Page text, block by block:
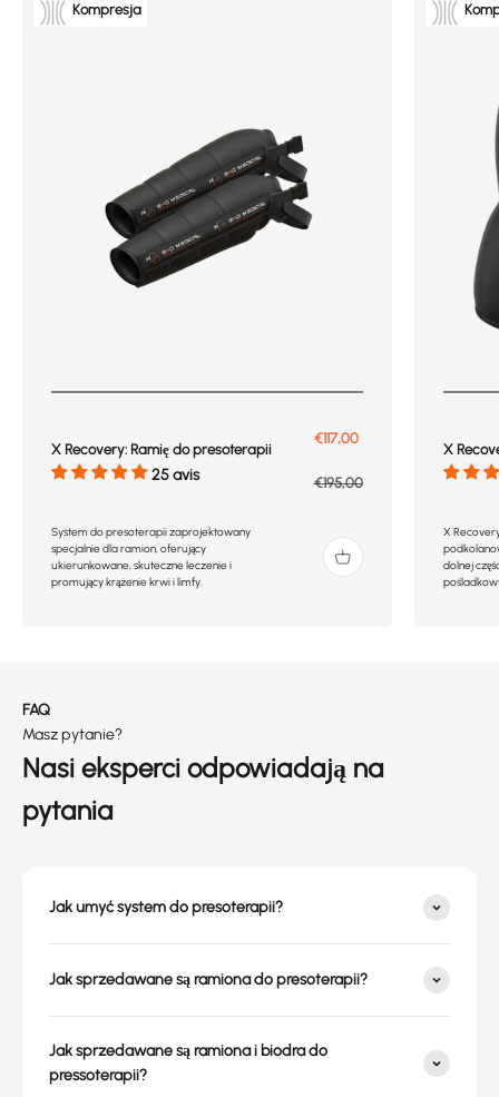
Kompresja
X Recovery: Ramię do presoterapii
25 avis
Prix de vente
€117,00
Prix normal
€195,00
System do presoterapii zaprojektowany
specjalnie dla ramion, oferujący
ukierunkowane, skuteczne leczenie i
promujący krążenie krwi i limfy.
X
X
dolnej
FAQ
Masz pytanie?
Nasi eksperci odpowiadają na
pytania
Jak umyć system do presoterapii?
Jak sprzedawane są ramiona do presoterapii?
Jak sprzedawane są ramiona i biodra do
pressoterapii?